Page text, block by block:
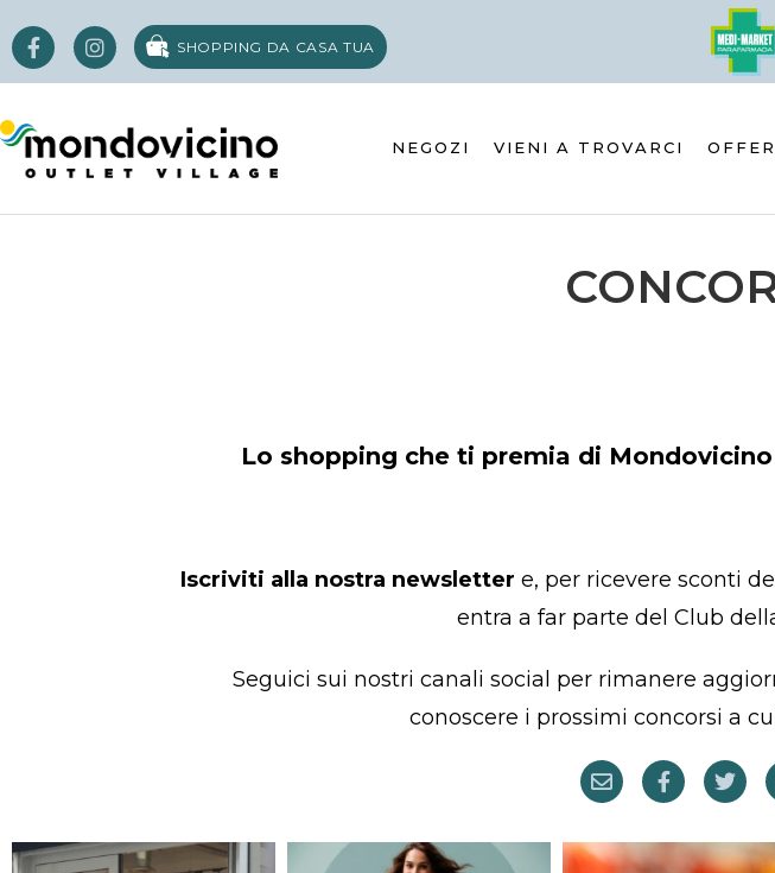
SHOPPING DA CASA TUA
NEGOZI VIENI A TROVARCI
Lo shopping che ti premia di
Iscriviti alla nostra newsletter e, per ricevere sconti
entra a far parte del Club
Seguici sui nostri canali social per rimanere
conoscere i prossimi concorsi a